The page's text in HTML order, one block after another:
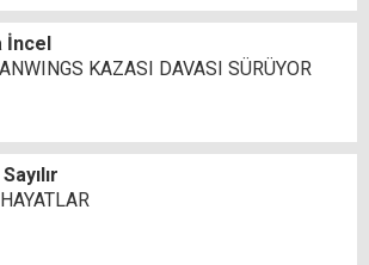
İncel
KAZASI DAVASI SÜRÜYOR